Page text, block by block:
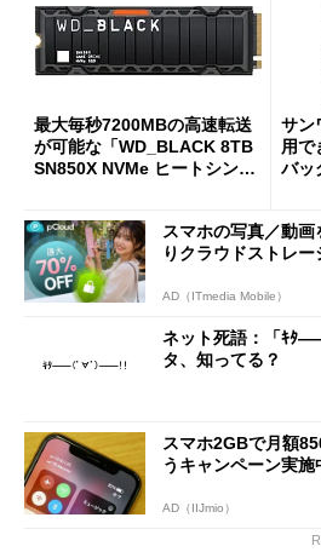
最大毎秒7200MBの高速転送
が可能な「WD_BLACK 8TB
SN850X NVMe ヒートシンク
サン
用で
バッ
スマホの写真／動
りクラウドストレー
AD（ITmedia Mobile）
ネット死語：「ｷ
タ、知ってる？
スマホ2GBで月額
うキャンペーン実施
AD（IIJmio）